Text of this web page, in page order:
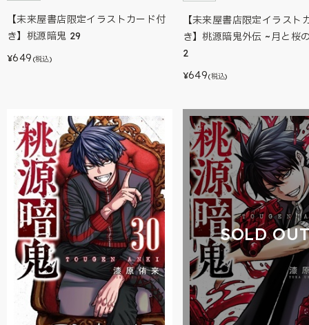
【未来屋書店限定イラストカード付
き】桃源暗鬼 29
¥649 (税込)
【未来屋書店限定イラスト
き】桃源暗鬼外伝 ~月と桜
2
¥649(税込)
SOLD